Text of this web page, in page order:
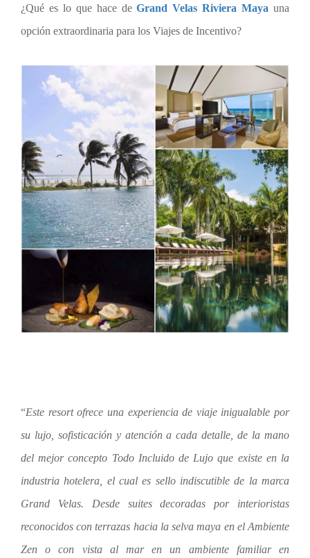
¿Qué es lo que hace deGrand Velas Riviera Maya una
opción extraordinaria para los Viajes de Incentivo?
“Este resort ofrece una experiencia de viaje inigualable por
su lujo, sofisticación y atención a cada detalle, de la mano
del mejor concepto Todo Incluido de Lujo que existe en la
industria hotelera, el cual es sello indiscutible de la marca
Grand Velas. Desde suites decoradas por interioristas
reconocidos con terrazas hacia la selva maya en el Ambiente
Zen o con vista al mar en un ambiente familiar en